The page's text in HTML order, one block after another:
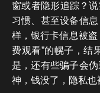
窗或者隐形追踪？
习惯、甚至设备信
样，银行卡信息被
费观看”的幌子，结
是，还有些骗子会
神，钱没了，隐私也